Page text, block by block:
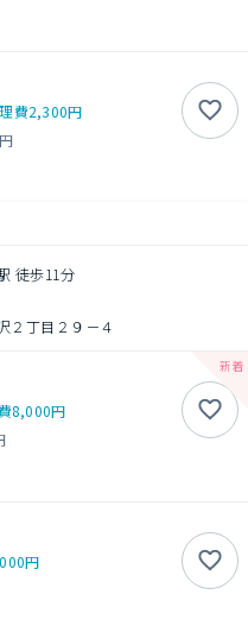
費2,300円
徒歩11分
２丁目２９－４
8,000円
円